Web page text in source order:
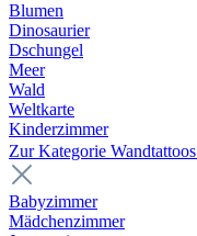
Blumen
Dinosaurier
Dschungel
Meer
Wald
Weltkarte
Kinderzimmer
Zur Kategorie Wandtattoos
Babyzimmer
Mädchenzimmer